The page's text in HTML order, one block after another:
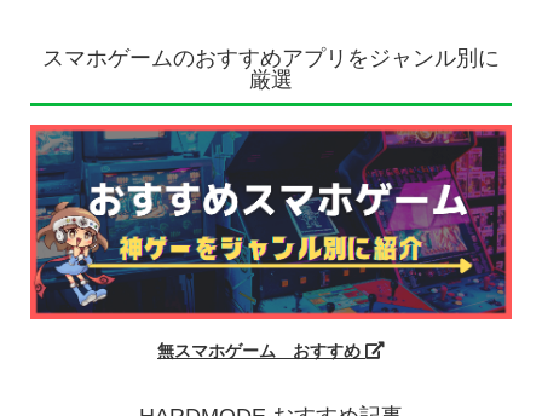
スマホゲームのおすすめアプリをジャンル別に
厳選
無スマホゲーム おすすめ